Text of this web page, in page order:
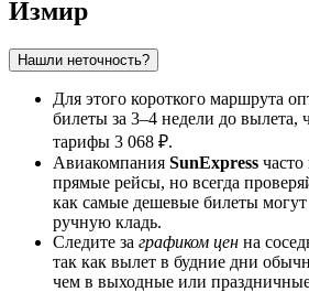
Измир
Нашли неточность?
Для этого короткого маршрута
билеты за 3–4 недели до
тарифы 3 068 ₽.
Авиакомпания SunExpress
прямые рейсы, но всегда
как самые дешевые билеты могут
ручную кладь.
Следите за графиком цен на
так как вылет в будние дни
чем в выходные или